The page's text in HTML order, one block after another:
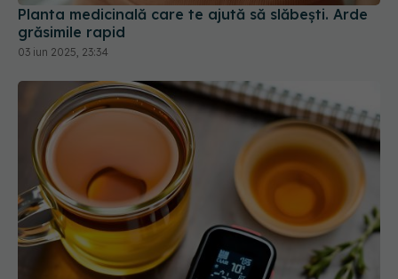
03 iun 2025, 23:34
Ceaiul de schinduf, remediu natural pentru
reglarea glicemiei. Are efect antiinflamator